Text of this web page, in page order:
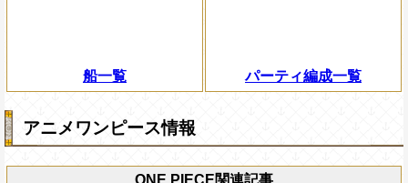
船一覧 パーティ編成一覧
アニメワンピース情報
ONE PIECE関連記事